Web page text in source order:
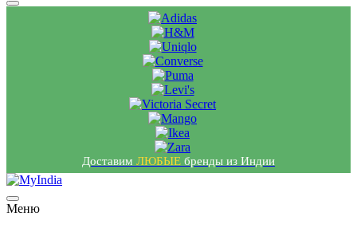
Доставим ЛЮБЫЕ бренды из Индии
Меню